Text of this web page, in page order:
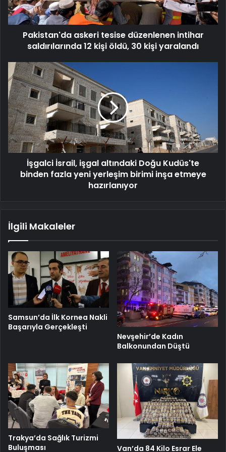
12
kişi
öldü,
Pakistan'da askeri tesise düzenlenen intihar
saldırılarında 12 kişi öldü, 30 kişi yaralandı
İşgalci
İsrail,
işgal
altındaki
Doğu
Kudüs'te
binden
fazla
yeni
yerleşim
birimi
İşgalci İsrail, işgal altındaki Doğu Kudüs'te
binden fazla yeni yerleşim birimi inşa etmeye
hazırlanıyor
İlgili Makaleler
Samsun’da İlk Kornea Nakli
Başarıyla Gerçekleşti
Nevşehir’de Kadın
Balkonundan Düştü
Trakya’da Sağlık Turizmi
Buluşması
Van’da 84 Kilo Esrar Ele